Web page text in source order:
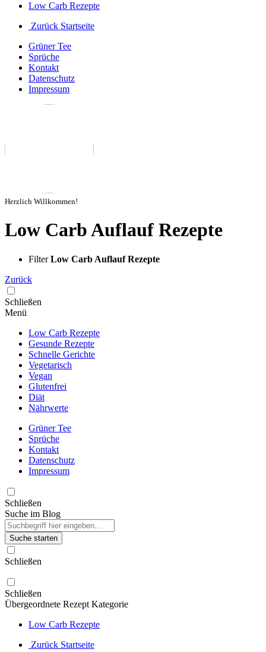
Low Carb Rezepte
Zurück Startseite
Grüner Tee
Sprüche
Kontakt
Datenschutz
Impressum
Herzlich Willkommen!
Low Carb Auflauf Rezepte
FilterLow Carb Auflauf Rezepte
Zurück
Schließen
Menü
Low Carb Rezepte
Gesunde Rezepte
Schnelle Gerichte
Vegetarisch
Vegan
Glutenfrei
Diät
Nährwerte
Grüner Tee
Sprüche
Kontakt
Datenschutz
Impressum
Schließen
Suche im Blog
Suche starten
Schließen
Schließen
Übergeordnete Rezept Kategorie
Low Carb Rezepte
Zurück Startseite